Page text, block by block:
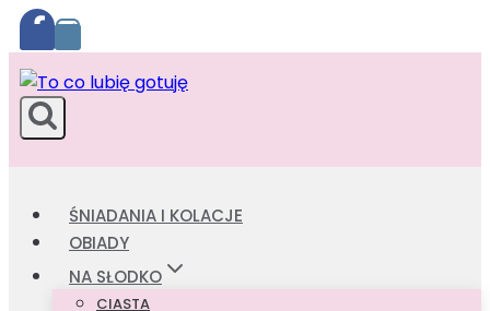
Przejdź
do
treści
ŚNIADANIA I KOLACJE
OBIADY
NA SŁODKO
CIASTA